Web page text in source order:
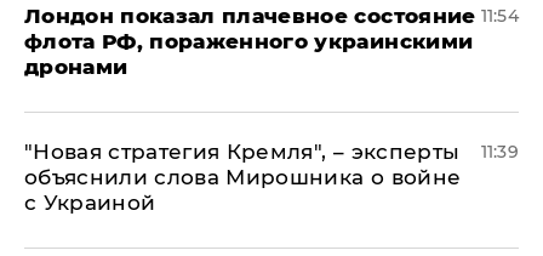
Лондон показал плачевное состояние
флота РФ, пораженного украинскими
дронами
11:54
"Новая стратегия Кремля", – эксперты
объяснили слова Мирошника о войне
с Украиной
11:39